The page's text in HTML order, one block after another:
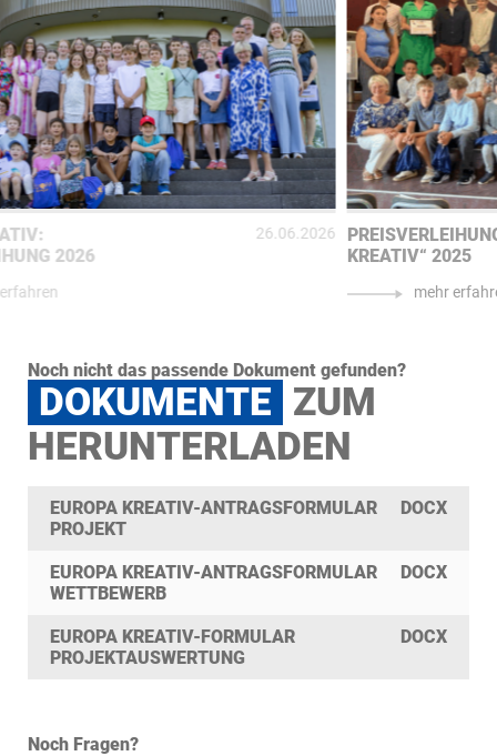
Wenn du einenWettbewerbsbetrag
einreichst, füllst
du ‚Europa Kreativ – Antragsformular Wettbewerb‘
aus.
Wenn du einProjekteinreichst, füllst du ‚Europa
Kreativ – Antragsformular Projekt‘ und ‚Europa
Kreativ – Formular Projektauswertung‘ aus.
Schritt 4:
Du reichst deinen Wettbewerbsbeitrag und das Formular im
Jugendbüro ein.Der Stichtag für 2027 steht noch nicht
PREISVERLEIHUNG „EUROPA
KREATIV“ 2025
27.06.2025
Noch nicht das passende Dokument gefunden?
DOKUMENTE ZUM
HERUNTERLADEN
EUROPA KREATIV-ANTRAGSFORMULAR
PROJEKT
DOCX
EUROPA KREATIV-ANTRAGSFORMULAR
WETTBEWERB
DOCX
EUROPA KREATIV-FORMULAR
PROJEKTAUSWERTUNG
DOCX
Noch Fragen?